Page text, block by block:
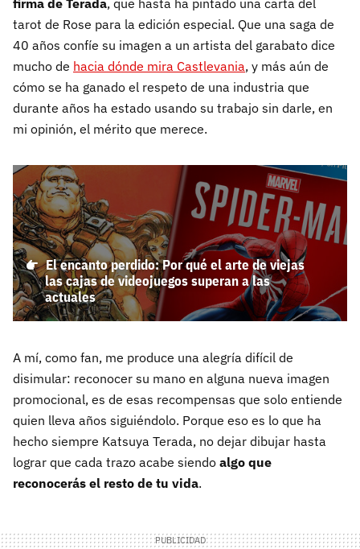
firma de Terada, que hasta ha pintado una carta del
tarot de Rose para la edición especial. Que una saga de
40 años confíe su imagen a un artista del garabato dice
mucho de hacia dónde mira Castlevania, y más aún de
cómo se ha ganado el respeto de una industria que
durante años ha estado usando su trabajo sin darle, en
mi opinión, el mérito que merece.
El encanto perdido: Por qué el arte de viejas
las cajas de videojuegos superan a las
actuales
A mí, como fan, me produce una alegría difícil de
disimular: reconocer su mano en alguna nueva imagen
promocional, es de esas recompensas que solo entiende
quien lleva años siguiéndolo. Porque eso es lo que ha
hecho siempre Katsuya Terada, no dejar dibujar hasta
lograr que cada trazo acabe siendo algo que
reconocerás el resto de tu vida.